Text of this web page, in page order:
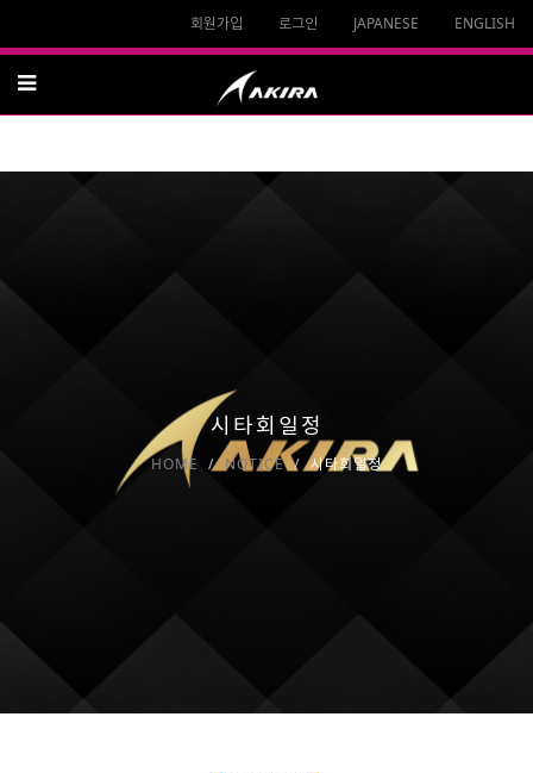
회원가입 로그인 JAPANESE ENGLISH
시타회일정
HOME NOTICE 시타회일정